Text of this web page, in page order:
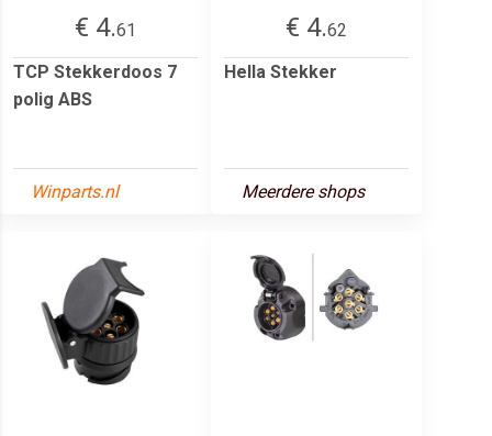
€ 4.61
TCP Stekkerdoos 7
polig ABS
Winparts.nl
€ 4.62
Hella Stekker
Meerdere shops